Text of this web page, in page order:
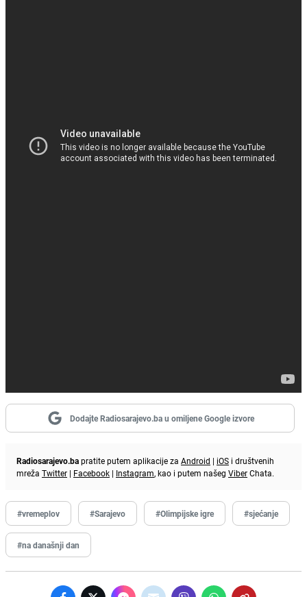
Dodajte Radiosarajevo.ba u omiljene Google izvore
Radiosarajevo.bapratite putem aplikacije za Android | iOS i društvenih
mreža Twitter | Facebook | Instagram, kao i putem našeg ViberChata.
#vremeplov #Sarajevo #Olimpijske igre #sjećanje
#na današnji dan